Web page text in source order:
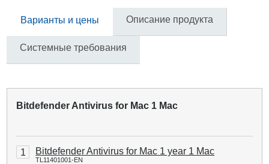
Варианты и цены Описание продукта
Системные требования
Bitdefender Antivirus for Mac 1 Mac
1 Bitdefender Antivirus for Mac 1 year 1 Mac
TL11401001-EN